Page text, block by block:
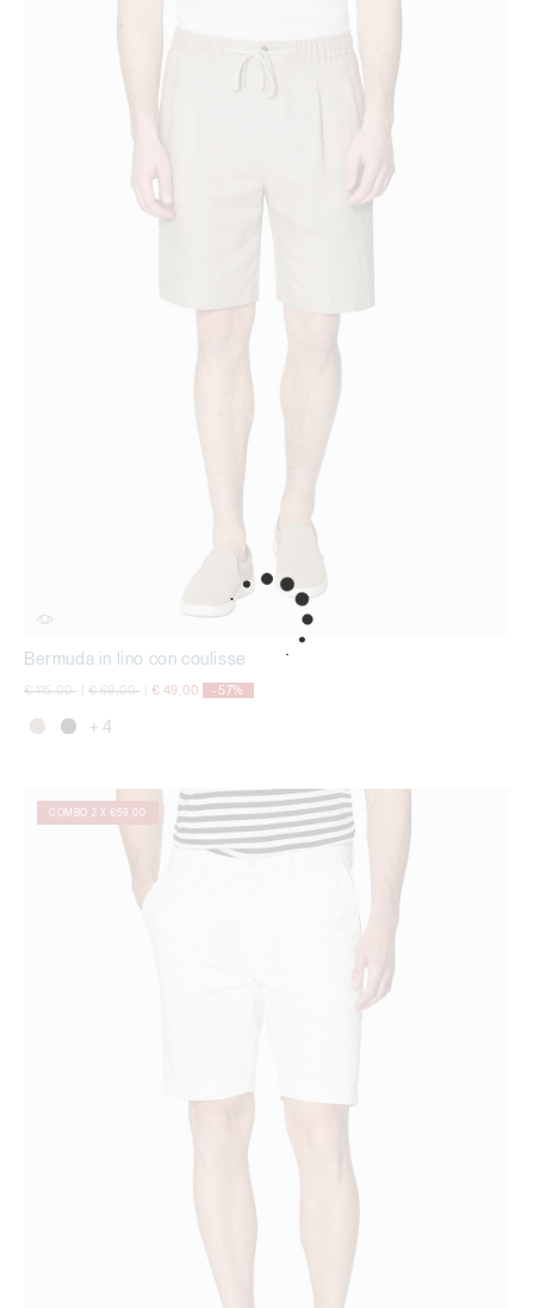
Bermuda in lino con coulisse
Price reduced from
€ 115,00to Price reduced from
€ 69,00to € 49,00 -57%
+ 4
COMBO 2 X €59,00